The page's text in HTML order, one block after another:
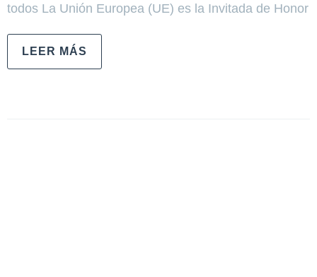
todos La Unión Europea (UE) es la Invitada de Honor
LEER MÁS